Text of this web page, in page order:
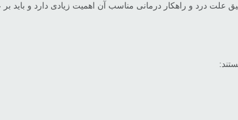
درد و راهکار درمانی مناسب آن اهمیت زیادی دارد و باید